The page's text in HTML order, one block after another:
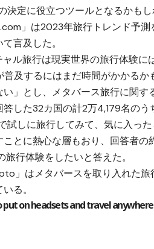
定に役立つツールとなるかもし
」は2023年旅行トレンド予測
言及した。
ル旅行は現実世界の旅行体験に
普及するにはまだ時間がかかる
」とし、メタバース旅行に関す
した32カ国の計2万4,179名の
試しに旅行してみて、気に入っ
とに熱心な層もおり、回答者の
行体験をしたいと答えた。
」はメタバースを取り入れた
る。
put on headsets and travel